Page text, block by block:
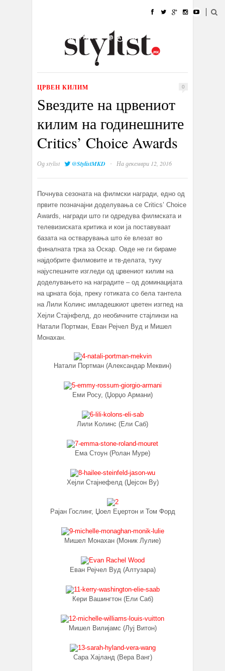
УБАВИНА
КУЛТУРА @РАБОТА
ИЗЛОГ
ЦРВЕН КИЛИМ 0
Ѕвездите на црвениот
килим на годинешните
Critics’ Choice Awards
Одstylist @StylistMKD · На декември 12, 2016
Почнува сезоната на филмски награди, едно од
првите позначајни доделувања се Critics’ Choice
Awards, награди што ги одредува филмската и
телевизиската критика и кои ја поставуваат
базата на остварувања што ќе влезат во
финалната трка за Оскар. Овде не ги бираме
најдобрите филмовите и тв-делата, туку
најуспешните изгледи од црвениот килим на
доделувањето на наградите – од доминацијата
на црната боја, преку готиката со бела тантела
на Лили Колинс имладешкиот цветен изгпед на
Хејли Стајнфелд, до необичните стајлинзи на
Натали Портман, Еван Рејчел Вуд и Мишел
Монахан.
Натали Портман (Александар Меквин)
Еми Росу, (Џорџо Армани)
Лили Колинс (Ели Саб)
Ема Стоун (Ролан Муре)
Хејли Стајнефелд (Џејсон Ву)
Рајан Гослинг, Џоел Еџертон и Том Форд
Мишел Монахан (Моник Лулие)
Еван Рејчел Вуд (Алтузара)
Кери Вашингтон (Ели Саб)
Мишел Вилијамс (Луј Витон)
Сара Хајланд (Вера Ванг)